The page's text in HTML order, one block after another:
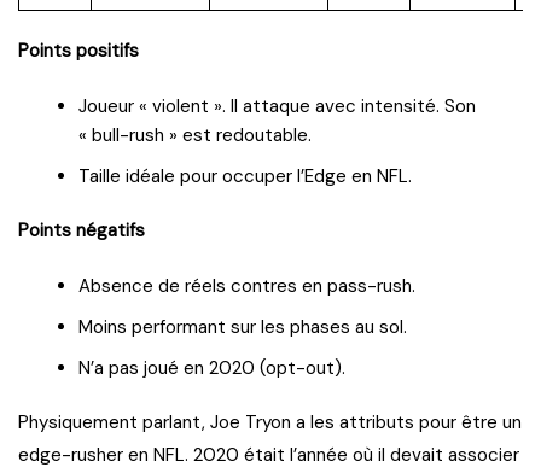
Points positifs
Joueur « violent ». Il attaque avec intensité. Son
« bull-rush » est redoutable.
Taille idéale pour occuper l’Edge en NFL.
Points négatifs
Absence de réels contres en pass-rush.
Moins performant sur les phases au sol.
N’a pas joué en 2020 (opt-out).
Physiquement parlant, Joe Tryon a les attributs pour être un
edge-rusher en NFL. 2020 était l’année où il devait associer